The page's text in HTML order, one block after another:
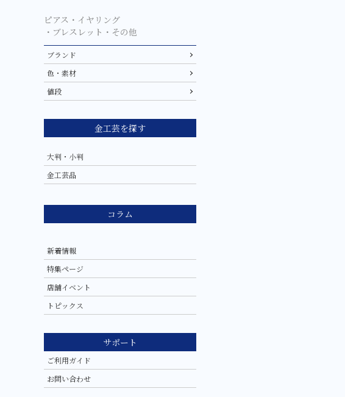
ピアス・イヤリング
・ブレスレット・その他
ブランド
色・素材
値段
金工芸を探す
大判・小判
金工芸品
コラム
新着情報
特集ページ
店舗イベント
トピックス
サポート
ご利用ガイド
お問い合わせ